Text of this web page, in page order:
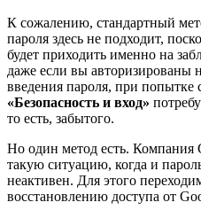
К сожалению, стандартный
пароля здесь не подходит,
будет приходить именно на
даже если вы авторизированы
введения пароля, при попытке
«Безопасность и вход»
то есть, забытого.
Но один метод есть. Компания
такую ситуацию, когда и
неактивен. Для этого
восстановлению доступа от